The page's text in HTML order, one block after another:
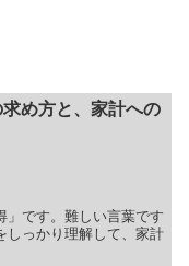
め方と、家計への
」です。難しい言葉です
しっかり理解して、家計